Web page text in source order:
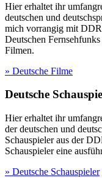
Hier erhaltet ihr
deutschen und
mich vorrangig mit
Deutschen
Filmen.
» Deutsche Filme
Deutsche
Hier erhaltet ihr
der deutschen und
Schauspieler aus der
Schauspieler eine
» Deutsche Schauspieler